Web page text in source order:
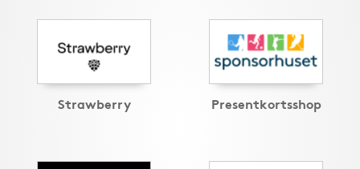
Strawberry Presentkortsshop